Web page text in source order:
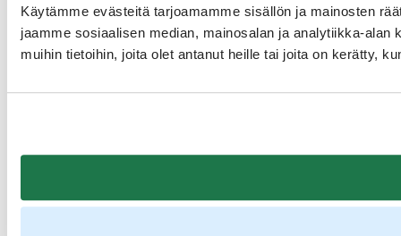
Käytämme evästeitä tarjoamamme sisällön ja mainosten
jaamme sosiaalisen median, mainosalan ja analytiikka-
muihin tietoihin, joita olet antanut heille tai joita on kerätty,